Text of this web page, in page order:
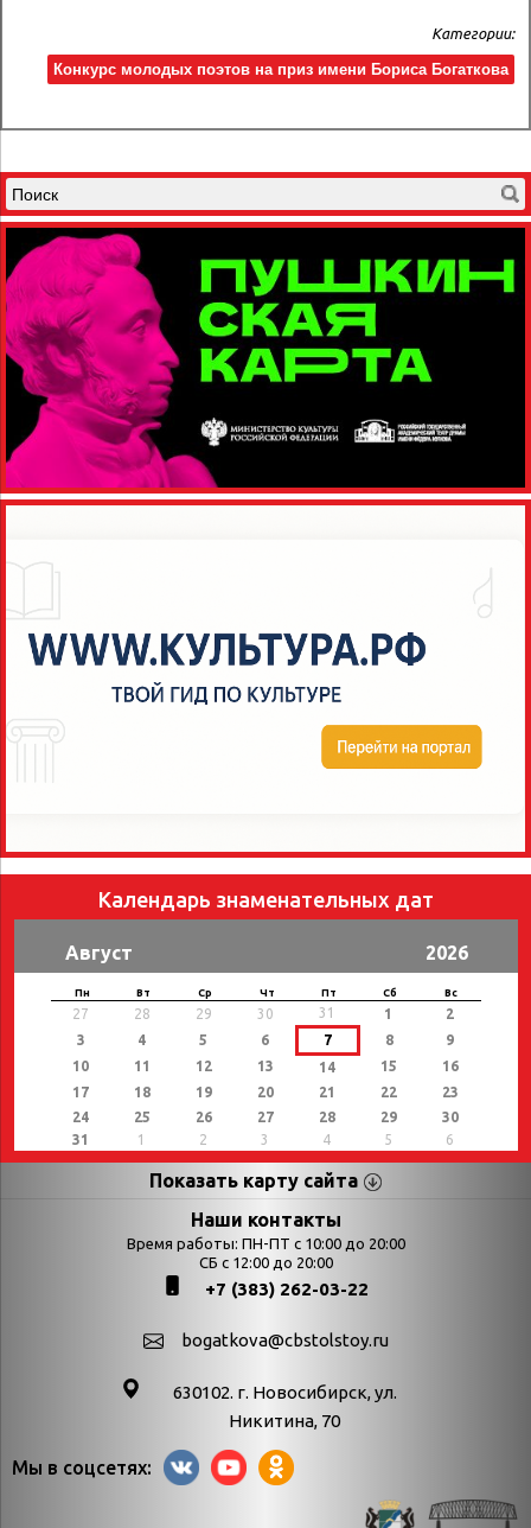
Категории:
Конкурс молодых поэтов на приз имени Бориса Богаткова
Календарь знаменательных дат
Август 2026
Пн Вт Ср Чт Пт Сб Вс
27 28 29 30 31 1
2
3
4 5 6 7 8
9
10
11 12 13 14 15
16
17
18 19 20 21 22
23
24
25 26 27 28 29
30
31
1 2 3 4 5 6
Показать карту сайта
Страницы Категории
Календарь
Богатков
Выставки
День в истории
День в истории.
День в истории.
Декабрь
Наши контакты
Время работы: ПН-ПТ с 10:00 до 20:00
СБ с 12:00 до 20:00
+7 (383) 262-03-22
bogatkova@cbstolstoy.ru
630102. г. Новосибирск, ул.
Никитина, 70
Мы в соцсетях: